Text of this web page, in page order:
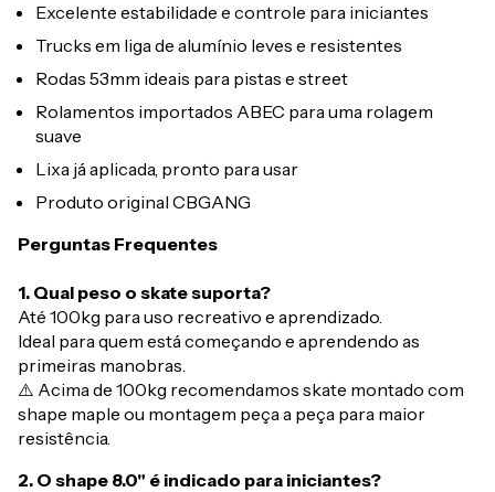
Excelente estabilidade e controle para iniciantes
Trucks em liga de alumínio leves e resistentes
Rodas 53mm ideais para pistas e street
Rolamentos importados ABEC para uma rolagem
suave
Lixa já aplicada, pronto para usar
Produto original CBGANG
Perguntas Frequentes
1. Qual peso o skate suporta?
Até 100kg para uso recreativo e aprendizado.
Ideal para quem está começando e aprendendo as
primeiras manobras.
⚠️ Acima de 100kg recomendamos skate montado com
shape maple ou montagem peça a peça para maior
resistência.
2. O shape 8.0" é indicado para iniciantes?